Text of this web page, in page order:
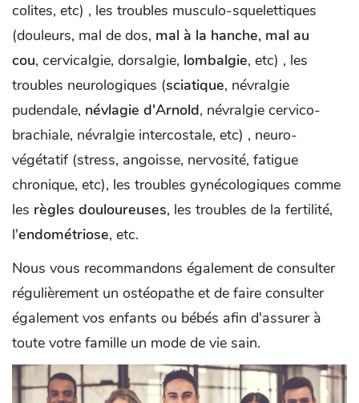
colites, etc) , les troubles musculo-squelettiques
(douleurs, mal de dos, mal à la hanche, mal au
cou, cervicalgie, dorsalgie, lombalgie, etc) , les
troubles neurologiques (sciatique, névralgie
pudendale, névlagie d'Arnold, névralgie cervico-
brachiale, névralgie intercostale, etc) , neuro-
végétatif (stress, angoisse, nervosité, fatigue
chronique, etc), les troubles gynécologiques comme
les règles douloureuses, les troubles de la fertilité,
l'endométriose, etc.
Nous vous recommandons également de consulter
régulièrement un ostéopathe et de faire consulter
également vos enfants ou bébés afin d'assurer à
toute votre famille un mode de vie sain.